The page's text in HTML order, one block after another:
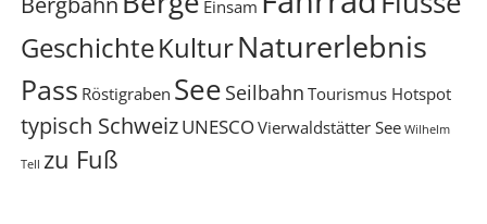
Einsam
GeschichteKulturNaturerlebnis
Pass Röstigraben See Seilbahn Tourismus Hotspot
typisch SchweizUNESCOVierwaldstätter See Wilhelm
Tell zu Fuß